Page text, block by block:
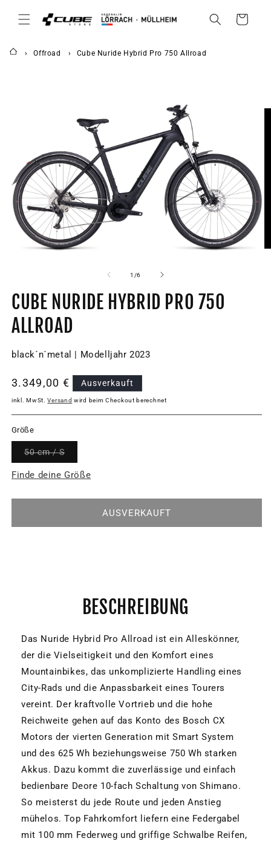
ZUM
INHALT
Warenkorb
Offroad Cube Nuride Hybrid Pro 750 Allroad
1 /von
6
CUBE NURIDE HYBRID PRO 750
ALLROAD
black´n´metal | Modelljahr 2023
Normaler
Preis
3.349,00 € Ausverkauft
inkl. MwSt.Versand wird beim Checkout berechnet
Größe
50 cm / SVariante
nicht
Finde deine Größe
AUSVERKAUFT
BESCHREIBUNG
Das Nuride Hybrid Pro Allroad ist ein Alleskönner,
der die Vielseitigkeit und den Komfort eines
Mountainbikes, das unkomplizierte Handling eines
City-Rads und die Anpassbarkeit eines Tourers
vereint. Der kraftvolle Vortrieb und die hohe
Reichweite gehen auf das Konto des Bosch CX
Motors der vierten Generation mit Smart System
und des 625 Wh beziehungsweise 750 Wh starken
Akkus. Dazu kommt die zuverlässige und einfach
bedienbare Deore 10-fach Schaltung von Shimano.
So meisterst du jede Route und jeden Anstieg
mühelos. Top Fahrkomfort liefern eine Federgabel
mit 100 mm Federweg und griffige Schwalbe Reifen,